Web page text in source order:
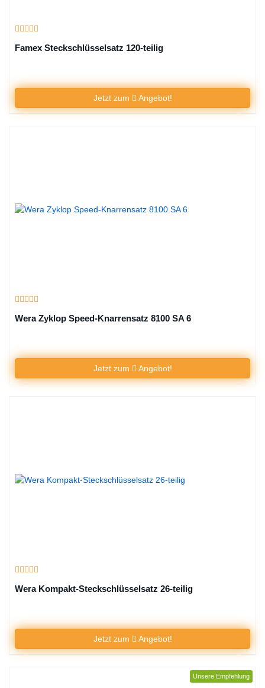
Famex Steckschlüsselsatz 120-teilig
Jetzt zum Angebot!
Wera Zyklop Speed-Knarrensatz 8100 SA 6
Jetzt zum Angebot!
Wera Kompakt-Steckschlüsselsatz 26-teilig
Jetzt zum Angebot!
Unsere Empfehlung